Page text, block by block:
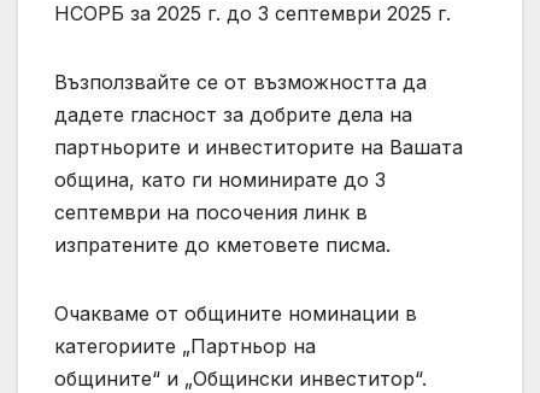
НСОРБ за 2025 г. до 3 септември 2025 г.
Възползвайте се от възможността да
дадете гласност за добрите дела на
партньорите и инвеститорите на Вашата
община, като ги номинирате до 3
септември на посочения линк в
изпратените до кметовете писма.
Очакваме от общините номинации в
категориите „Партньор на
общините“ и „Общински инвеститор“.